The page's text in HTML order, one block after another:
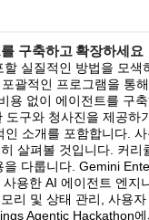
구축하고 확장하세요
실질적인 방법을 모색
괄적인 프로그램을 통
용 없이 에이전트를 구
구와 청사진을 제공하
소개를 포함합니다.
살펴볼 것입니다. 커리
다룹니다. Gemini
용한 AI 에이전트 엔지
리 및 상태 관리, 사용
Agentic Hackathon